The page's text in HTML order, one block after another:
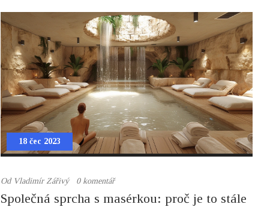
18 čec 2023
Od Vladimír Zářivý 0 komentář
Společná sprcha s masérkou: proč je to stále